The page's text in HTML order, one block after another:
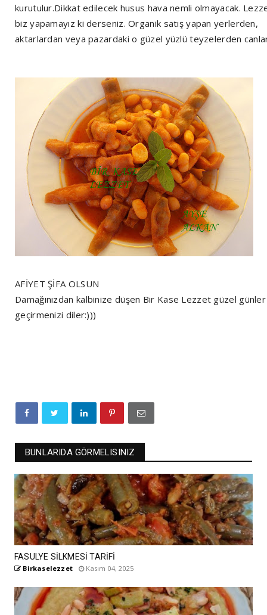
kurutulur.Dikkat edilecek husus hava nemli olmayacak.
biz yapamayız ki derseniz. Organik satış yapan yerlerden,
aktarlardan veya pazardaki o güzel yüzlü teyzelerden
AFİYET ŞİFA OLSUN
Damağınızdan kalbinize düşen Bir Kase Lezzet güzel günler
geçirmenizi diler:)))
BUNLARIDA GÖRMELISINIZ
FASULYE SİLKMESİ TARİFİ
Birkaselezzet Kasım 04, 2025